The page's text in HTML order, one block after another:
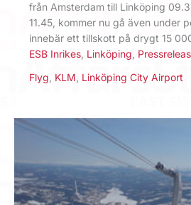
från Amsterdam till Linköping
11.45, kommer nu gå även under
innebär ett tillskott på drygt 15
ESB Inrikes Linköping
Flyg KLM Linköping City Airport